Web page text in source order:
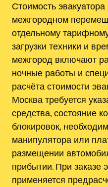
Стоимость
межгородном
отдельному
загрузки техники и
межгород включают
ночные работы и
расчёта стоимости
Москва требуется
средства, состояние
блокировок,
манипулятора или
размещении
прибытии. При заказе
применяется